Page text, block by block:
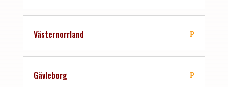
Västernorrland
Gävleborg